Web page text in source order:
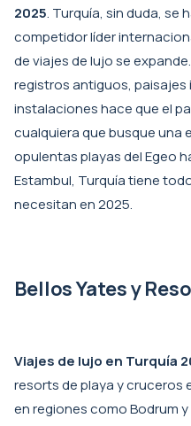
2025. Turquía, sin duda, se
competidor líder
de viajes de lujo se
registros antiguos,
instalaciones hace que el
cualquiera que busque una
opulentas playas del Egeo
Estambul, Turquía tiene
necesitan en 2025.
Bellos Yates y
Viajes de lujo en Turquía
resorts de playa y cruceros
en regiones como Bodrum